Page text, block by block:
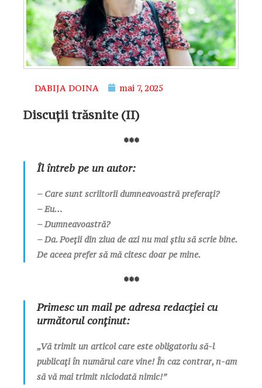
DABIJA DOINA mai 7, 2025
Discuţii trăsnite (II)
***
Îl întreb pe un autor:
– Care sunt scriitorii dumneavoastră preferați?
– Eu…
– Dumneavoastră?
– Da. Poeții din ziua de azi nu mai știu să scrie bine.
De aceea prefer să mă citesc doar pe mine.
***
Primesc un mail pe adresa redacției cu
următorul conținut:
„Vă trimit un articol care este obligatoriu să-l
publicați în numărul care vine! În caz contrar, n-am
să vă mai trimit niciodată nimic!”